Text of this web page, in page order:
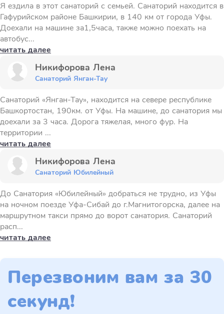
Я ездила в этот санаторий с семьей. Санаторий находится в
Гафурийском районе Башкирии, в 140 км от города Уфы.
Доехали на машине за1,5часа, также можно поехать на
автобус...
читать далее
Никифорова Лена
Санаторий Янган-Тау
Санаторий «Янган-Тау», находится на севере республике
Башкортостан, 190км. от Уфы. На машине, до санатория мы
доехали за 3 часа. Дорога тяжелая, много фур. На
территории ...
читать далее
Никифорова Лена
Санаторий Юбилейный
До Санатория «Юбилейный» добраться не трудно, из Уфы
на ночном поезде Уфа-Сибай до г.Магнитогорска, далее на
маршрутном такси прямо до ворот санатория. Санаторий
расп...
читать далее
Перезвоним вам за 30
секунд!